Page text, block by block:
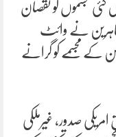
کئی مجسموں کو نقصان
نے وائٹ
کے مجسمے کو گرانے
صدور، غیرملکی